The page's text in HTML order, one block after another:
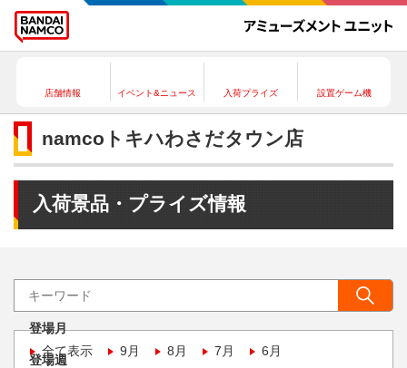
店舗情報 イベント&ニュース 入荷プライズ 設置ゲーム機
namcoトキハわさだタウン店
入荷景品・プライズ情報
登場月
全て表示
9月 8月 7月 6月
登場週